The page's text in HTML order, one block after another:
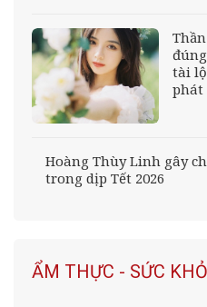
tài
phát
Hoàng Thùy Linh gây
trong dịp Tết 2026
ẨM THỰC - SỨC